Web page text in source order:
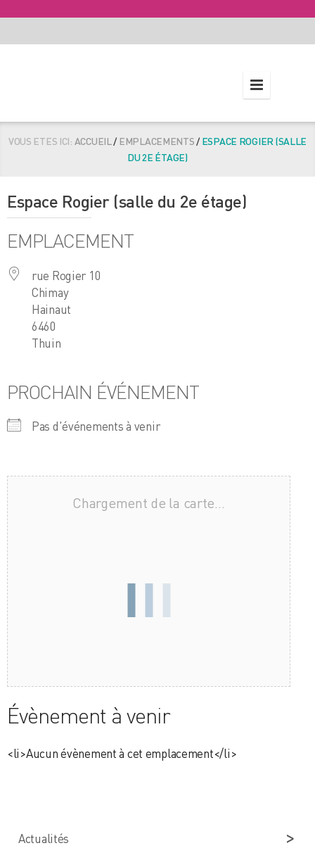
VOUS ETES ICI: ACCUEIL/EMPLACEMENTS/ESPACE ROGIER (SALLE
DU 2E ÉTAGE)
Espace Rogier (salle du 2e étage)
EMPLACEMENT
rue Rogier 10
Chimay
Hainaut
6460
Thuin
PROCHAIN ÉVÉNEMENT
Pas d'événements à venir
Chargement de la carte…
Évènement à venir
<li>Aucun évènement à cet emplacement</li>
Actualités